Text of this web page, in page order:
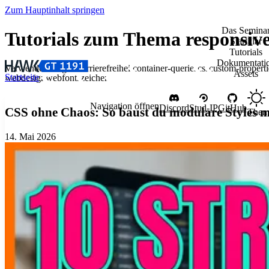
Zum Hauptinhalt springen
Startseite
Navigation öffnen
Das
Startklar
Tutorials
Assets
DiscordStud-IPGitHub
Tutorials zum Thema
Verwendete Tags: barrierefreiheit container-queries css custom-
webdesign webfonts zeichen
CSS ohne Chaos:So baust du modulare Styles
14. Mai 2026